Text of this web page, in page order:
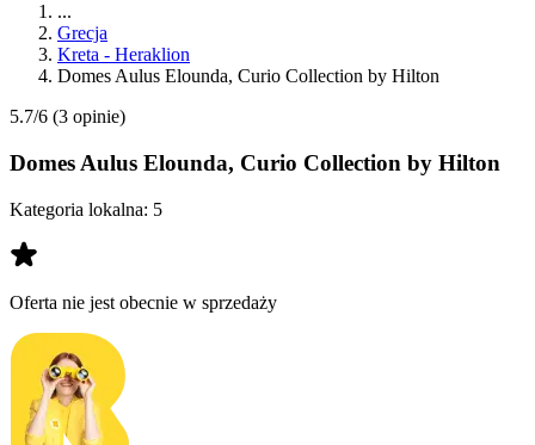
...
Grecja
Kreta - Heraklion
Domes Aulus Elounda, Curio Collection by Hilton
5.7/6 (3 opinie)
Domes Aulus Elounda, Curio Collection by Hilton
Kategoria lokalna: 5
Oferta nie jest obecnie w sprzedaży